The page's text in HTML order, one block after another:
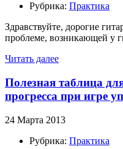
Рубрика: Практика
Здравствуйте, дорогие
проблеме, возникающей у
Читать далее
Полезная таблица
прогресса при игре
24 Марта 2013
Рубрика: Практика